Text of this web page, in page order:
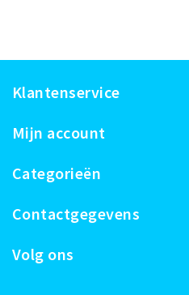
Klantenservice
Mijn account
Categorieën
Contactgegevens
Volg ons